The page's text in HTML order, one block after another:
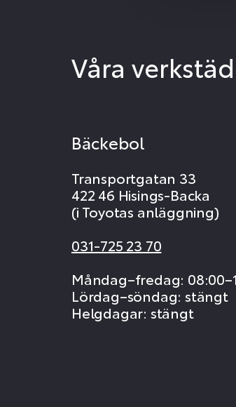
Våra
Bäckebol
Transportgatan 33
422 46 Hisings-Backa
(i Toyotas anläggning)
031-725 23 70
Måndag–fredag:
Lördag–söndag: stängt
Helgdagar: stängt